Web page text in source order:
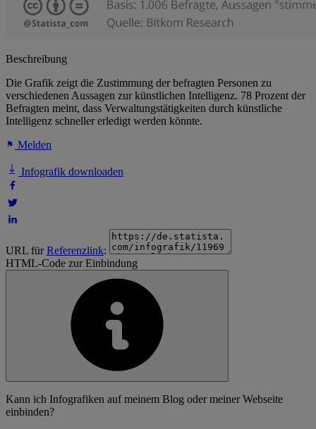
Beschreibung
Die Grafik zeigt die Zustimmung der befragten Personen zu
verschiedenen Aussagen zur künstlichen Intelligenz. 78 Prozent der
Befragten meint, dass Verwaltungstätigkeiten durch künstliche
Intelligenz schneller erledigt werden könnte.
Melden
Infografik downloaden
URL fürReferenzlink:
HTML-Code zur Einbindung
Kann ich Infografiken auf meinem Blog oder meiner Webseite
einbinden?